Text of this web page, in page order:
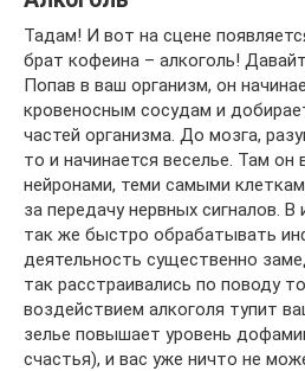
Тадам! И вот на сцене
брат кофеина – алкоголь!
Попав в ваш организм, он
кровеносным сосудам и
частей организма. До мозга,
то и начинается веселье. Там он
нейронами, теми самыми
за передачу нервных сигналов.
так же быстро обрабатывать
деятельность существенно
так расстраивались по поводу
воздействием алкоголя тупит
зелье повышает уровень
счастья), и вас уже ничто не